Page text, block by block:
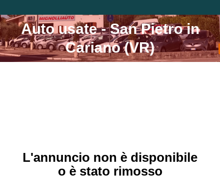
Auto usate - San Pietro in
Cariano (VR)
Tu sei qui:
L'annuncio non è disponibile
o è stato rimosso